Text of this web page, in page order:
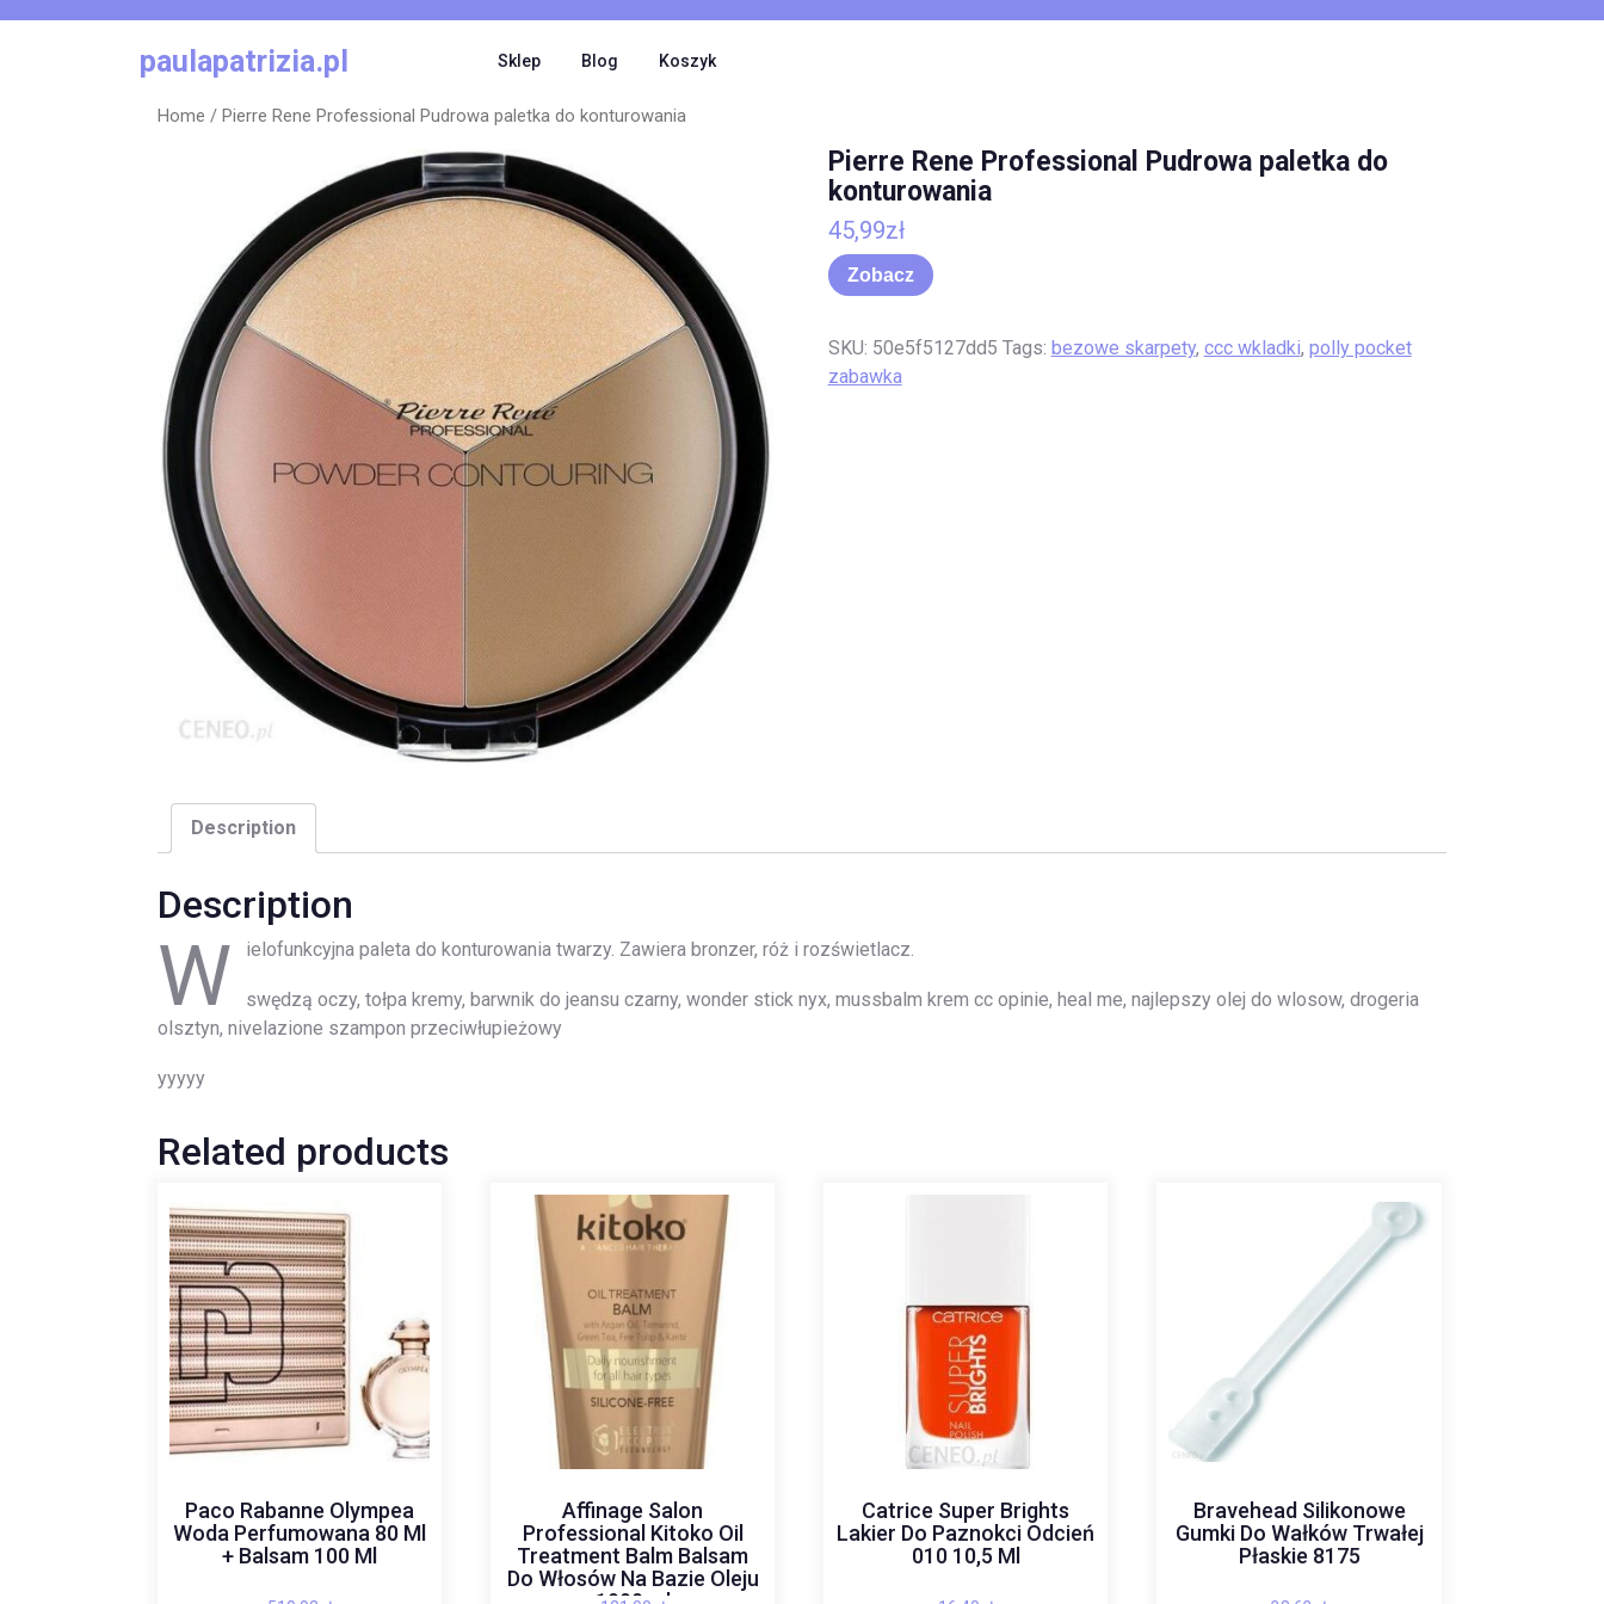
paulapatrizia.pl Sklep Blog Koszyk
Home / Pierre Rene Professional Pudrowa paletka do konturowania
Pierre Rene Professional Pudrowa paletka do
konturowania
45,99zł
Zobacz
SKU: 50e5f5127dd5 Tags: bezowe skarpety, ccc wkladki, polly pocket
zabawka
Description
Description
W ielofunkcyjna paleta do konturowania twarzy. Zawiera bronzer, róż i rozświetlacz.
swędzą oczy, tołpa kremy, barwnik do jeansu czarny, wonder stick nyx, mussbalm krem cc opinie, heal me, najlepszy olej do wlosow, drogeria
olsztyn, nivelazione szampon przeciwłupieżowy
yyyyy
Related products
Paco Rabanne Olympea
Woda Perfumowana 80 Ml
+ Balsam 100 Ml
Affinage Salon
Professional Kitoko Oil
Treatment Balm Balsam
Do Włosów Na Bazie Oleju
Catrice Super Brights
Lakier Do Paznokci Odcień
010 10,5 Ml
Bravehead Silikonowe
Gumki Do Wałków Trwałej
Płaskie 8175